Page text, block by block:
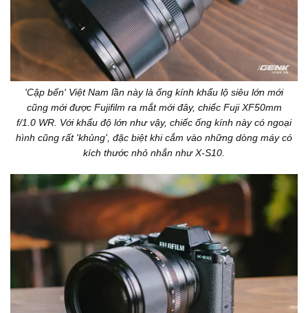
'Cập bến' Việt Nam lần này là ống kính khẩu lộ siêu lớn mới
cũng mới được Fujifilm ra mắt mới đây, chiếc Fuji XF50mm
f/1.0 WR. Với khẩu độ lớn như vậy, chiếc ống kính này có ngoại
hình cũng rất 'khủng', đặc biệt khi cắm vào những dòng máy có
kích thước nhỏ nhắn như X-S10.